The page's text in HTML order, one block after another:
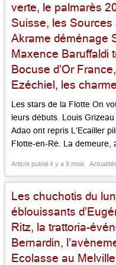
verte, le palmarès
Suisse, les Sources
Akrame déménage
Maxence Baruffaldi
Bocuse d’Or
Ezéchiel, les
Les stars de la Flotte On
leurs débuts. Louis
Adao ont repris L’Ecailler
Flotte-en-Ré. La demeure,
marins et marchands,
Jacques Garcia au début
Article publié il y a 9 mois
Les chuchotis du
éblouissants
Ritz, la trattoria-
Bernardin,
Ecolasse au